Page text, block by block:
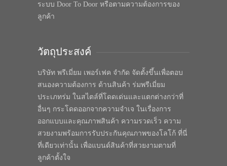
ระบบ Door To Door หรือตามความต้องการของ
ลูกค้า
วัตถุประสงค์
บริษัท พรีเมี่ยม เพอร์เฟค จำกัด จัดตั้งขึ้นเพื่อตอบ
สนองความต้องการ ด้านสินค้า ร่มพรีเมี่ยม
ประเภทร่ม ในสไตล์ที่โดดเด่นและแตกต่างกว่าที่
อื่นๆ กระโดดออกจากความจำเจ ในเรื่องการ
ออกแบบและคุณภาพสินค้า ความรวดเร็ว ความ
สวยงามพร้อมการรับประกันคุณภาพของโลโก้ ที่นี่
ที่เดียวเท่านั้น เพื่อแบนด์สินค้าที่สวยงามตามที่
ลูกค้าตั้งใจ